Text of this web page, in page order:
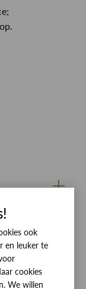
VAN RINSMA
ook
en leuker te
cookies
We willen